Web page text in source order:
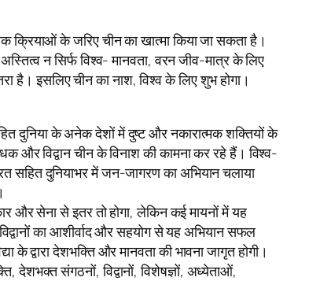
क्रियाओं के जरिए चीन का खात्मा किया जा सकता है।
न सिर्फ विश्व- मानवता, वरन जीव-मात्र के लिए
है। इसलिए चीन का नाश, विश्व के लिए शुभ होगा।
दुनिया के अनेक देशों में दुष्ट और नकारात्मक शक्तियों के
और विद्वान चीन के विनाश की कामना कर रहे हैं। विश्व-
सहित दुनियाभर में जन-जागरण का अभियान चलाया
और सेना से इतर तो होगा, लेकिन कई मायनों में यह
का आशीर्वाद और सहयोग से यह अभियान सफल
द्वारा देशभक्ति और मानवता की भावना जागृत होगी।
देशभक्त संगठनों, विद्वानों, विशेषज्ञों, अध्येताओं,